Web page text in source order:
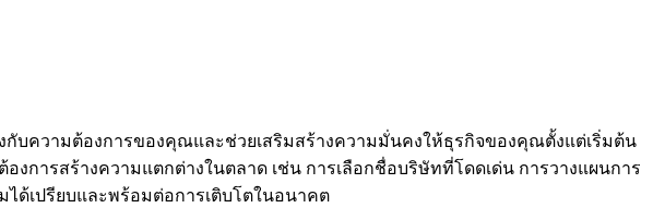
บความต้องการของคุณและช่วยเสริมสร้างความมั่นคงให้ธุรกิจของคุณตั้งแต่เริ่มต้น
การสร้างความแตกต่างในตลาด เช่น การเลือกชื่อบริษัทที่โดดเด่น การวางแผนการ
ด้เปรียบและพร้อมต่อการเติบโตในอนาคต